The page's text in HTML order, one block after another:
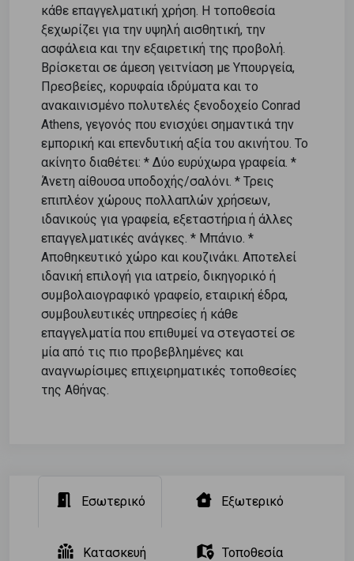
κάθε επαγγελματική χρήση. Η τοποθεσία
ξεχωρίζει για την υψηλή αισθητική, την
ασφάλεια και την εξαιρετική της προβολή.
Βρίσκεται σε άμεση γειτνίαση με Υπουργεία,
Πρεσβείες, κορυφαία ιδρύματα και το
ανακαινισμένο πολυτελές ξενοδοχείο Conrad
Athens, γεγονός που ενισχύει σημαντικά την
εμπορική και επενδυτική αξία του ακινήτου. Το
ακίνητο διαθέτει: * Δύο ευρύχωρα γραφεία. *
Άνετη αίθουσα υποδοχής/σαλόνι. * Τρεις
επιπλέον χώρους πολλαπλών χρήσεων,
ιδανικούς για γραφεία, εξεταστήρια ή άλλες
επαγγελματικές ανάγκες. * Μπάνιο. *
Αποθηκευτικό χώρο και κουζινάκι. Αποτελεί
ιδανική επιλογή για ιατρείο, δικηγορικό ή
συμβολαιογραφικό γραφείο, εταιρική έδρα,
συμβουλευτικές υπηρεσίες ή κάθε
επαγγελματία που επιθυμεί να στεγαστεί σε
μία από τις πιο προβεβλημένες και
αναγνωρίσιμες επιχειρηματικές τοποθεσίες
της Αθήνας.
Εσωτερικό Εξωτερικό
Κατασκευή Τοποθεσία